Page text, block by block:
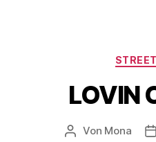
LOVIN
Von Mona